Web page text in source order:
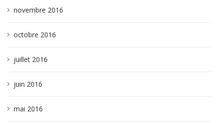
novembre 2016
octobre 2016
juillet 2016
juin 2016
mai 2016